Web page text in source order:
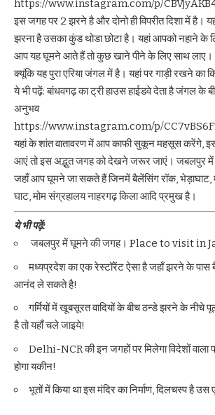
https://www.instagram.com/p/
इस जगह पर 2 झरने है और दोनो ही विपरीत दिशा में है।
झरना है उसका कुंड थोडा छोटा है। यहां आपको नहाने के
आप यह घूमने आते हैं तो कुछ खाने पीने के लिए साथ लाए।
क्यूंकि यह पुरा एरिया जंगल में है। यहां पर गाड़ी रखने का
ये भी पढ़ें:बांधवगढ़ का ट्री हाउस हाईडवे देता है जंगल के
अनुभव
https://www.instagram.com/p/
यहां के शांत वातावरण में आप काफी सुकून महसूस करेंगे,
आएं तो इस अद्भुत जगह को देखने जरूर जाएं। जबलपुर
जहाँ आप घूमने जा सकते हैं जिनमें बैलेंसिंग रॉक, भेड़ाघाट,
घाट, मोम संग्रहालय नाहरगढ़ किला आदि प्रमुख है।
ये भी पढ़ें:
जबलपुर में घूमने की जगह। Place to visit in
मध्यप्रदेश का एक रेस्टॉरेंट ऐसा है जहाँ झरने के
आनंद ले सकते है!
गर्मियों में खूबसूरत वादियों के बीच ठन्डे झरने के नीचे
है तो यहाँ चले जाइये!
Delhi-NCR की इन जगहों पर मिलेगा विदेशों वाला
होगा यकीन!
भूतों में किया था इस मंदिर का निर्माण, दिलचस्प है उस